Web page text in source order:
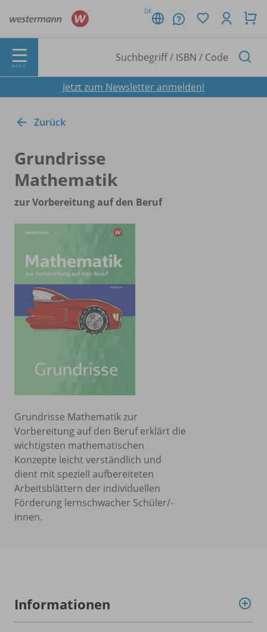
DE
MENÜ
Jetzt zum Newsletter anmelden!
Zurück
Grundrisse
Mathematik
zur Vorbereitung auf den Beruf
Grundrisse Mathematik zur
Vorbereitung auf den Beruf erklärt die
wichtigsten mathematischen
Konzepte leicht verständlich und
dient mit speziell aufbereiteten
Arbeitsblättern der individuellen
Förderung lernschwacher Schüler/-
innen.
Informationen